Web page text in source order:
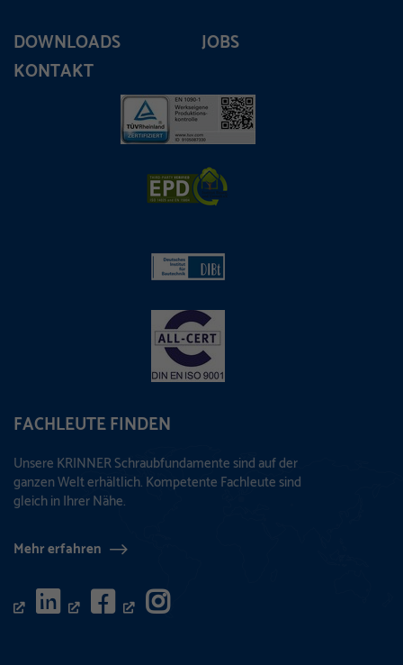
DOWNLOADS
JOBS
KONTAKT
FACHLEUTE FINDEN
Unsere KRINNER Schraubfundamente sind auf der
ganzen Welt erhältlich. Kompetente Fachleute sind
gleich in Ihrer Nähe.
Mehr erfahren